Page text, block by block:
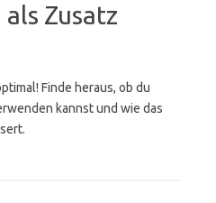
Zusatz
Finde heraus, ob du
kannst und wie das